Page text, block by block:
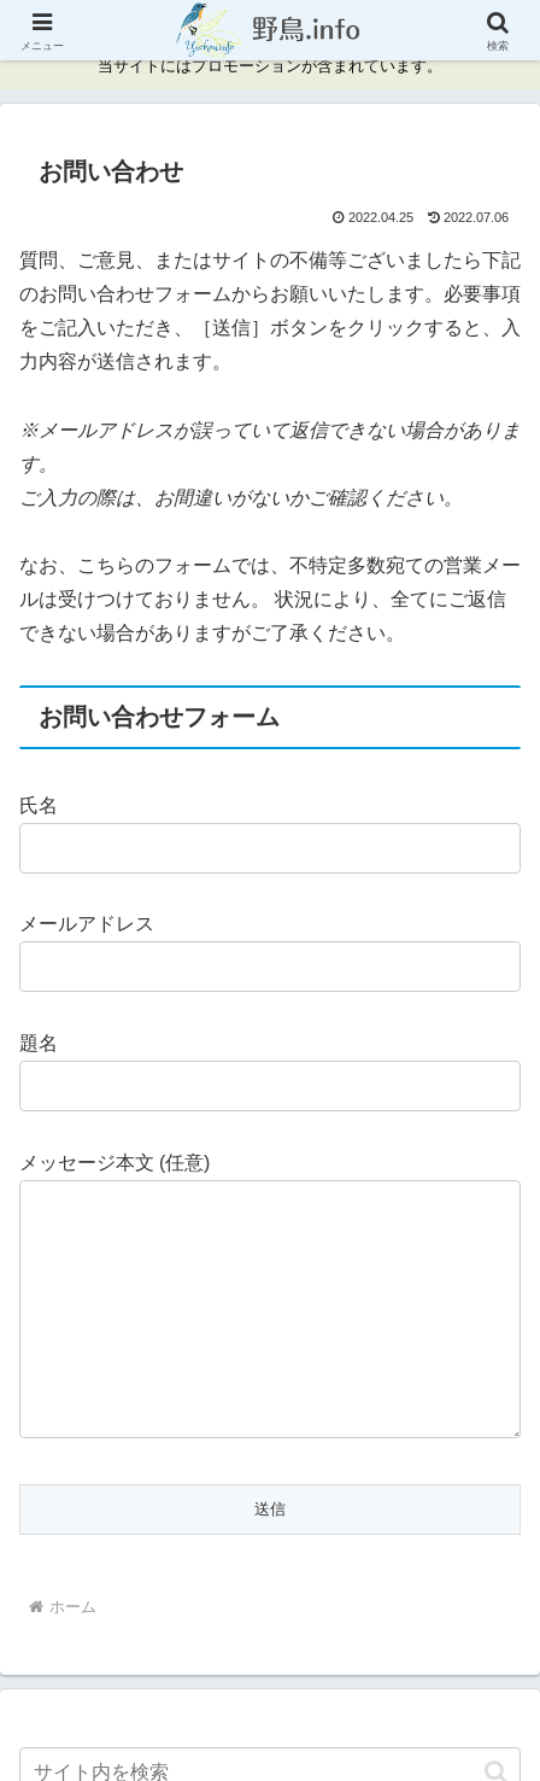
神奈川県周辺の野鳥情報と記録
当サイトにはプロモーションが含まれています。
お問い合わせ
2022.04.25 2022.07.06
質問、ご意見、またはサイトの不備等ございましたら下記
のお問い合わせフォームからお願いいたします。必要事項
をご記入いただき、［送信］ボタンをクリックすると、入
力内容が送信されます。
※メールアドレスが誤っていて返信できない場合がありま
す。
ご入力の際は、お間違いがないかご確認ください。
なお、こちらのフォームでは、不特定多数宛ての営業メー
ルは受けつけておりません。 状況により、全てにご返信
できない場合がありますがご了承ください。
お問い合わせフォーム
氏名
メールアドレス
題名
メッセージ本文 (任意)
ホーム
メニュー 検索